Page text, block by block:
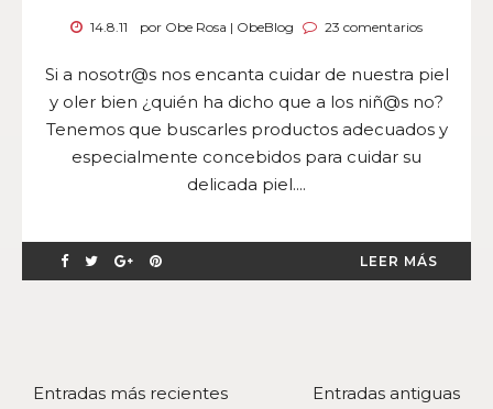
14.8.11 por Obe Rosa | ObeBlog 23 comentarios
Si a nosotr@s nos encanta cuidar de nuestra piel
y oler bien ¿quién ha dicho que a los niñ@s no?
Tenemos que buscarles productos adecuados y
especialmente concebidos para cuidar su
delicada piel....
LEER MÁS
Entradas más recientes
Entradas antiguas